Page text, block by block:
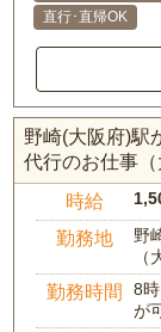
直行･直帰OK
野崎(大阪府)駅
代行のお仕事（
時給
勤務地
野
勤務時間
8
が